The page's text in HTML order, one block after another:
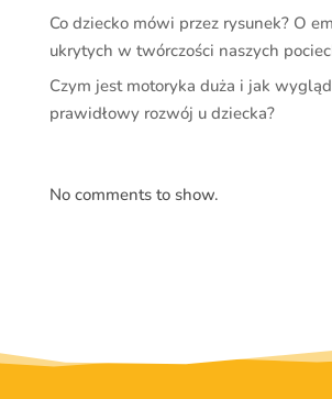
Co dziecko mówi przez rysunek? O
ukrytych w twórczości naszych
Czym jest motoryka duża i jak
prawidłowy rozwój u dziecka?
No comments to show.